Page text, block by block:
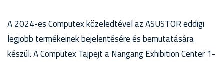
A 2024-es Computex közeledtével az ASUSTOR eddigi
legjobb termékeinek bejelentésére és bemutatására
készül. A Computex Tajpejt a Nangang Exhibition Center 1-